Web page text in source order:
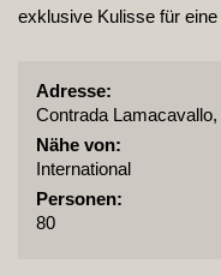
exklusive Kulisse für
Adresse:
Contrada
Nähe von:
International
Personen:
80